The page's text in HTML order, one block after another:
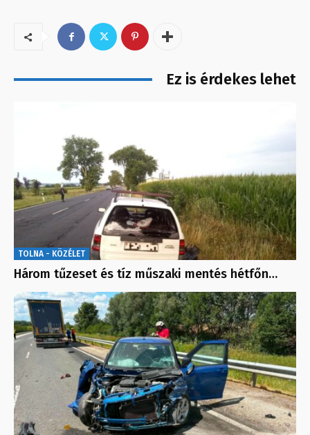
Ez is érdekes lehet
TOLNA - KÖZÉLET
Három tűzeset és tíz műszaki mentés hétfőn…